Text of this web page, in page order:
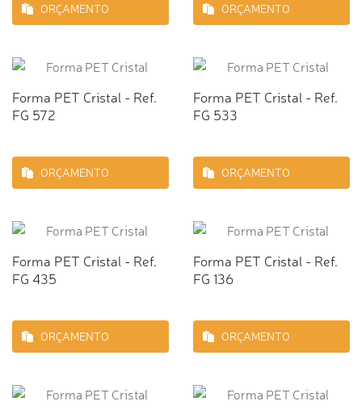
ORÇAMENTO ORÇAMENTO
Forma PET Cristal - Ref.
FG 572
ORÇAMENTO
Forma PET Cristal - Ref.
FG 533
ORÇAMENTO
Forma PET Cristal - Ref.
FG 435
ORÇAMENTO
Forma PET Cristal - Ref.
FG 136
ORÇAMENTO